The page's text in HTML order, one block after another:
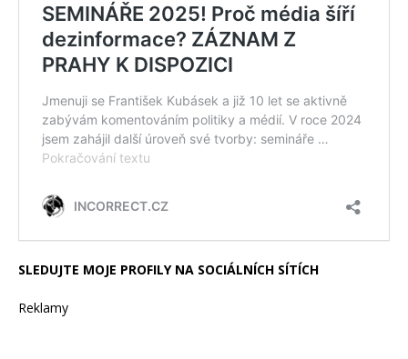
SLEDUJTE MOJE PROFILY NA SOCIÁLNÍCH SÍTÍCH
Reklamy